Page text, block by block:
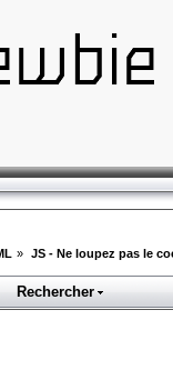
» JS - Ne loupez pas le
Rechercher